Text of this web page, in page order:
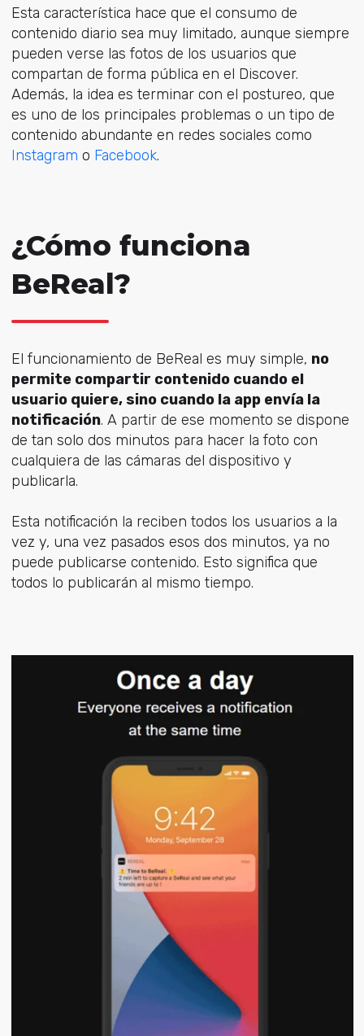
Esta característica hace que el consumo de
contenido diario sea muy limitado, aunque siempre
pueden verse las fotos de los usuarios que
compartan de forma pública en el Discover.
Además, la idea es terminar con el postureo, que
es uno de los principales problemas o un tipo de
contenido abundante en redes sociales como
Instagram o Facebook.
¿Cómo funciona
BeReal?
El funcionamiento de BeReal es muy simple, no
permite compartir contenido cuando el
usuario quiere, sino cuando la app envía la
notificación. A partir de ese momento se dispone
de tan solo dos minutos para hacer la foto con
cualquiera de las cámaras del dispositivo y
publicarla.
Esta notificación la reciben todos los usuarios a la
vez y, una vez pasados esos dos minutos, ya no
puede publicarse contenido. Esto significa que
todos lo publicarán al mismo tiempo.